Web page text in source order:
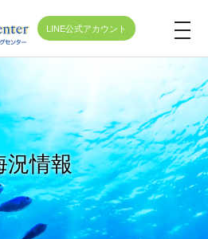
LINE公式アカウント
t
o
g
e
n
a
v
況情報